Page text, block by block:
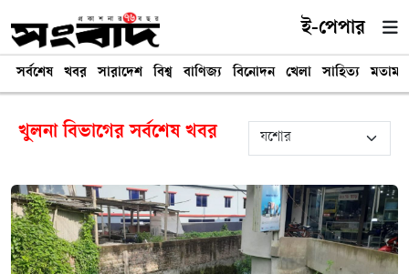
ই-পেপার
সর্বশেষ খবর সারাদেশ বিশ্ব বাণিজ্য বিনোদন খেলা সাহিত্য মতামত
খুলনা বিভাগের সর্বশেষ খবর